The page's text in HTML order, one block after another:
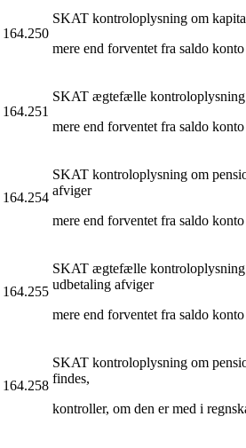
164.250
SKAT kontroloplysning om
mere end forventet fra saldo
164.251
SKAT ægtefælle
mere end forventet fra saldo
164.254
SKAT kontroloplysning om
afviger
mere end forventet fra saldo
164.255
SKAT ægtefælle kontroloplysning
udbetaling afviger
mere end forventet fra saldo
164.258
SKAT kontroloplysning om
findes,
kontroller, om den er med i